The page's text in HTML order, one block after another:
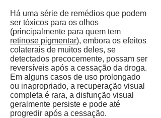
Há uma série de remédios que podem
ser tóxicos para os olhos
(principalmente para quem tem
retinose pigmentar), embora os efeitos
colaterais de muitos deles, se
detectados precocemente, possam ser
reversíveis após a cessação da droga.
Em alguns casos de uso prolongado
ou inapropriado, a recuperação visual
completa é rara, a disfunção visual
geralmente persiste e pode até
progredir após a cessação.